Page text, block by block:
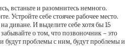
встаньте и разомнитесь немного.
Устройте себе стоячее рабочее место.
диване. И выделите себе хотя бы 15
о том, что позвоночник – это
будут проблемы с ним, будут проблемы и